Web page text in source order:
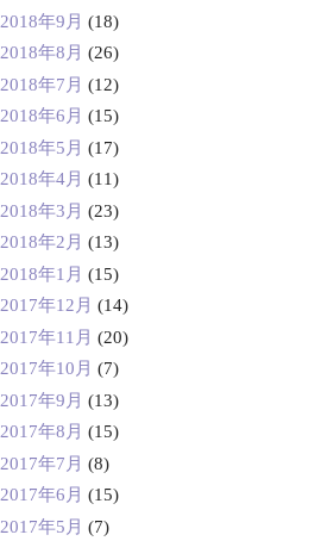
2018年9月 (18)
2018年8月 (26)
2018年7月 (12)
2018年6月 (15)
2018年5月 (17)
2018年4月 (11)
2018年3月 (23)
2018年2月 (13)
2018年1月 (15)
2017年12月 (14)
2017年11月 (20)
2017年10月 (7)
2017年9月 (13)
2017年8月 (15)
2017年7月 (8)
2017年6月 (15)
2017年5月 (7)